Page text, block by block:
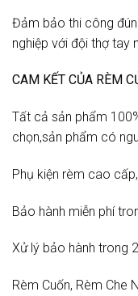
Đảm bảo thi công
nghiệp với đội thợ tay
CAM KẾT CỦA RÈM
Tất cả sản phẩm
chọn,sản phẩm có
Phụ kiện rèm cao
Bảo hành miễn phí
Xử lý bảo hành trong
Rèm Cuốn, Rèm Che